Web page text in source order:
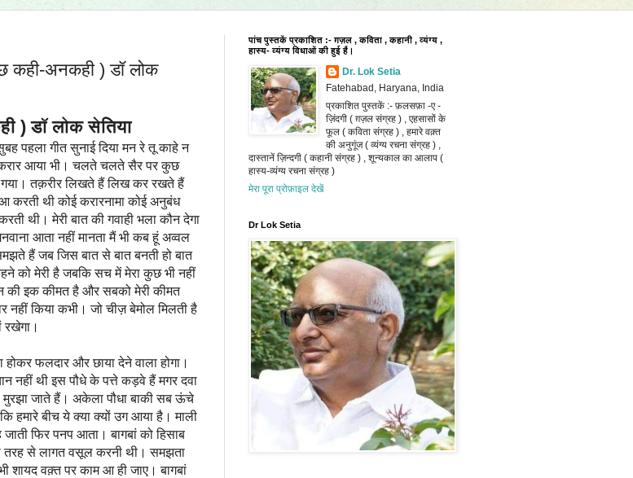
कही-अनकही ) डॉ लोक
) डॉ लोक सेतिया
पहला गीत सुनाई दिया मन रे तू काहे न
करार आया भी। चलते चलते सैर पर कुछ
तक़रीर लिखते हैं लिख कर रखते हैं
करती थी कोई करारनामा कोई अनुबंध
थी। मेरी बात की गवाही भला कौन देगा
आता नहीं मानता मैं भी कब हूं अव्वल
हैं जब जिस बात से बात बनती हो बात
को मेरी है जबकि सच में मेरा कुछ भी नहीं
की इक कीमत है और सबको मेरी कीमत
नहीं किया कभी। जो चीज़ बेमोल मिलती है
रखेगा।
फलदार और छाया देने वाला होगा।
नहीं थी इस पौधे के पत्ते कड़वे हैं मगर दवा
जाते हैं। अकेला पौधा बाकी सब ऊंचे
हमारे बीच ये क्या क्यों उग आया है। माली
फिर पनप आता। बागबां को हिसाब
तरह से लागत वसूल करनी थी। समझता
शायद वक़्त पर काम आ ही जाए। बागबां
पांच पुस्तकें प्रकाशित :- ग़ज़ल , कविता , कहानी , व्यंग्य ,
हास्य- व्यंग्य विधाओं की हुई हैं।
Dr. Lok Setia
Fatehabad, Haryana, India
प्रकाशित पुस्तकें :- फ़लसफ़ा -ए -
ज़िंदगी ( ग़ज़ल संग्रह ) , एहसासों के
फूल ( कविता संग्रह ) , हमारे वक़्त
की अनुगूंज ( व्यंग्य रचना संग्रह ) ,
दास्तानें ज़िन्दगी ( कहानी संग्रह ) , शून्यकाल का आलाप (
हास्य-व्यंग्य रचना संग्रह )
मेरा पूरा प्रोफ़ाइल देखें
Dr Lok Setia